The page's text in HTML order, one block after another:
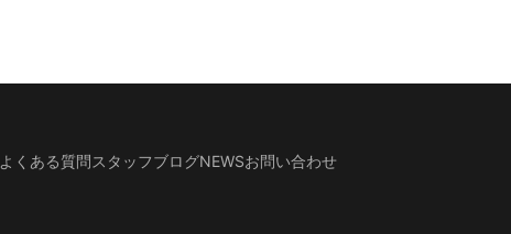
よくある質問スタッフブログNEWSお問い合わせ